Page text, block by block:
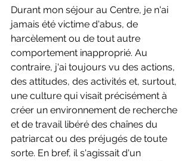
Durant mon séjour au Centre, je n'ai
jamais été victime d'abus, de
harcèlement ou de tout autre
comportement inapproprié. Au
contraire, j'ai toujours vu des actions,
des attitudes, des activités et, surtout,
une culture qui visait précisément à
créer un environnement de recherche
et de travail libéré des chaînes du
patriarcat ou des préjugés de toute
sorte. En bref, il s'agissait d'un